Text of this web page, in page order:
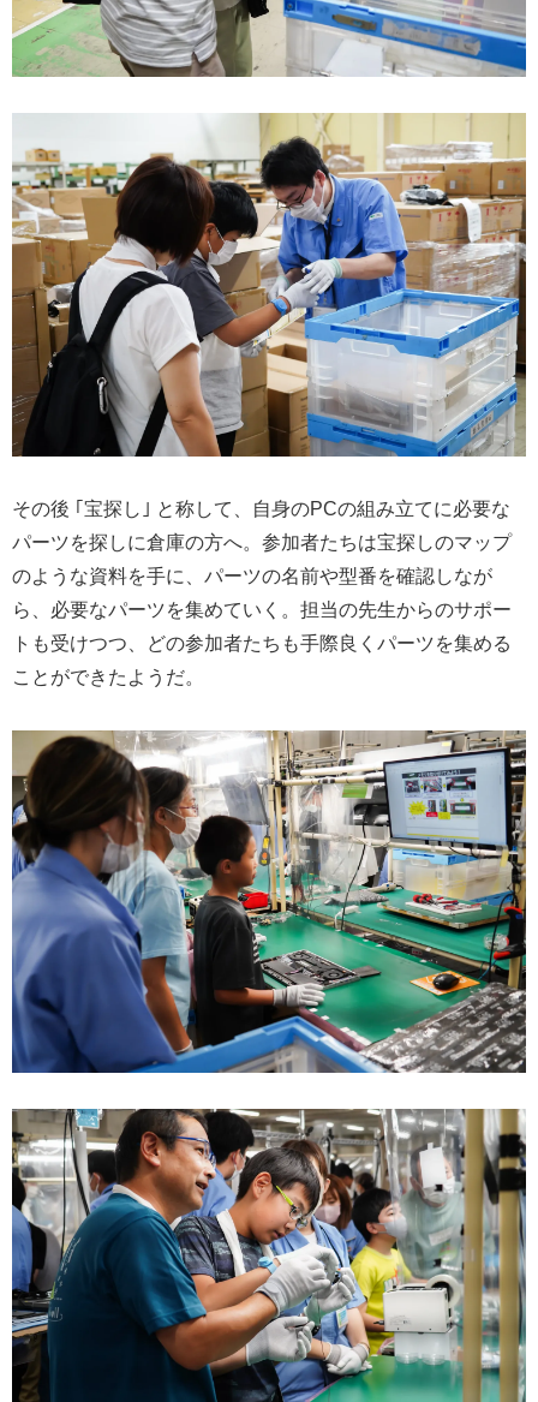
その後 ｢宝探し｣ と称して、自身のPCの組み立てに必要な
パーツを探しに倉庫の方へ。参加者たちは宝探しのマップ
のような資料を手に、パーツの名前や型番を確認しなが
ら、必要なパーツを集めていく。担当の先生からのサポー
トも受けつつ、どの参加者たちも手際良くパーツを集める
ことができたようだ。